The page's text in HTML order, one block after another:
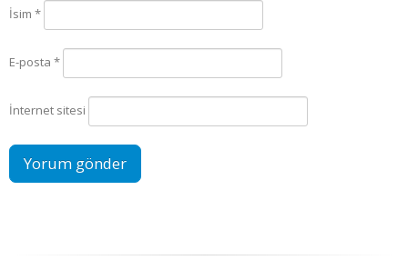
İsim *
E-posta *
İnternet sitesi